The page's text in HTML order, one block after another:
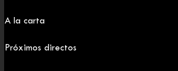
A la carta
Próximos directos